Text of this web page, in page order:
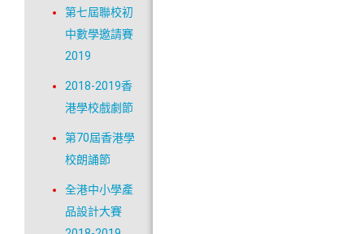
第七屆聯校初
中數學邀請賽
2019
2018-2019香
港學校戲劇節
第70屆香港學
校朗誦節
全港中小學產
品設計大賽